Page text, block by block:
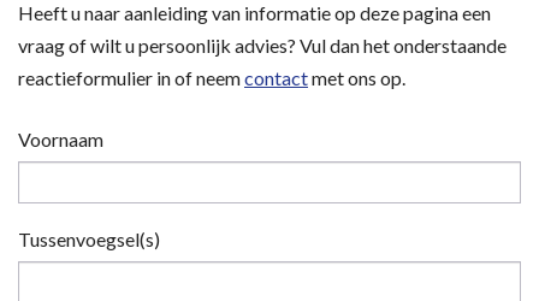
Heeft u naar aanleiding van informatie op deze pagina een
vraag of wilt u persoonlijk advies? Vul dan het onderstaande
reactieformulier in of neemcontactmet ons op.
Voornaam
Tussenvoegsel(s)